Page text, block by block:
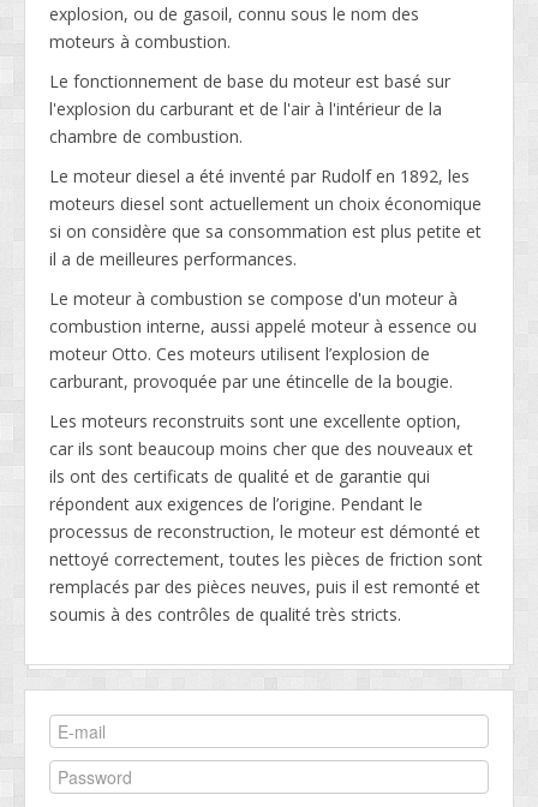
explosion, ou de gasoil, connu sous le nom des
moteurs à combustion.
Le fonctionnement de base du moteur est basé sur
l'explosion du carburant et de l'air à l'intérieur de la
chambre de combustion.
Le moteur diesel a été inventé par Rudolf en 1892, les
moteurs diesel sont actuellement un choix économique
si on considère que sa consommation est plus petite et
il a de meilleures performances.
Le moteur à combustion se compose d'un moteur à
combustion interne, aussi appelé moteur à essence ou
moteur Otto. Ces moteurs utilisent l’explosion de
carburant, provoquée par une étincelle de la bougie.
Les moteurs reconstruits sont une excellente option,
car ils sont beaucoup moins cher que des nouveaux et
ils ont des certificats de qualité et de garantie qui
répondent aux exigences de l’origine. Pendant le
processus de reconstruction, le moteur est démonté et
nettoyé correctement, toutes les pièces de friction sont
remplacés par des pièces neuves, puis il est remonté et
soumis à des contrôles de qualité très stricts.